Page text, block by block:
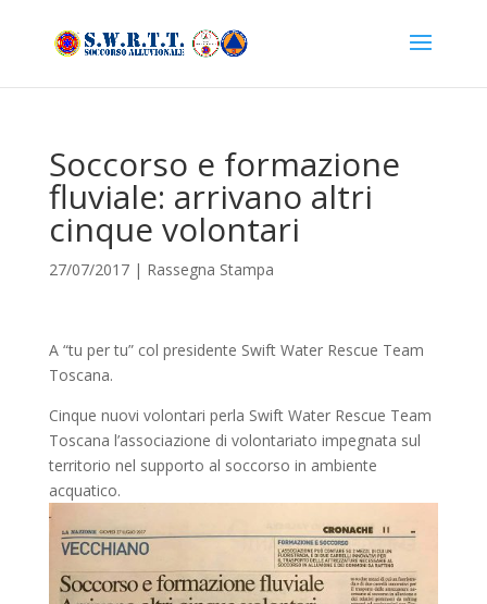
Soccorso e formazione
fluviale: arrivano altri
cinque volontari
27/07/2017| Rassegna Stampa
A “tu per tu” col presidente Swift Water Rescue Team
Toscana.
Cinque nuovi volontari perla Swift Water Rescue Team
Toscana l’associazione di volontariato impegnata sul
territorio nel supporto al soccorso in ambiente
acquatico.